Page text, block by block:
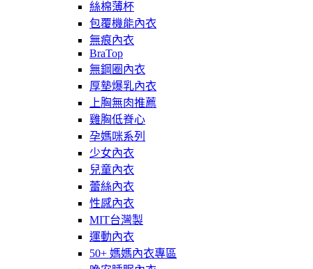
絲棉薄杯
包覆機能內衣
無痕內衣
BraTop
無鋼圈內衣
厚墊爆乳內衣
上胸無肉推薦
雞胸低脊心
孕媽咪系列
少女內衣
兒童內衣
蕾絲內衣
性感內衣
MIT台灣製
運動內衣
50+ 媽媽內衣專區